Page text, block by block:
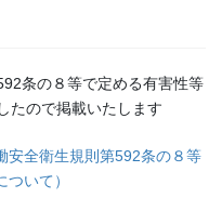
条の８等で定める有害性等
たので掲載いたします
全衛生規則第592条の８等
いて）